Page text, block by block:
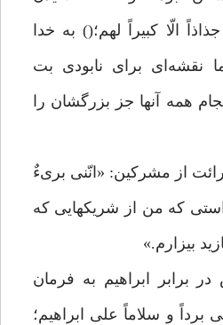
الّا كبيراً لهم؛() به خدا
نقشه‌اى براى نابودى بت
همه آنها جز بزرگشان را
از مشركين: «انّنى برىءٌ
كه من از شريكهايى كه
بيزارم.»
برابر ابراهيم به فرمان
برداً و سلاماً على ابراهيم؛